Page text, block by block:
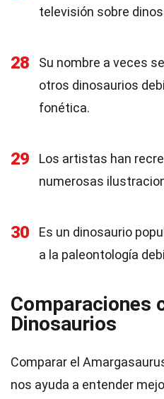
televisión sobre
28
Su nombre a veces
otros dinosaurios
fonética.
29
Los artistas han
numerosas
30
Es un dinosaurio
a la paleontología
Comparaciones
Dinosaurios
Comparar el
nos ayuda a entender